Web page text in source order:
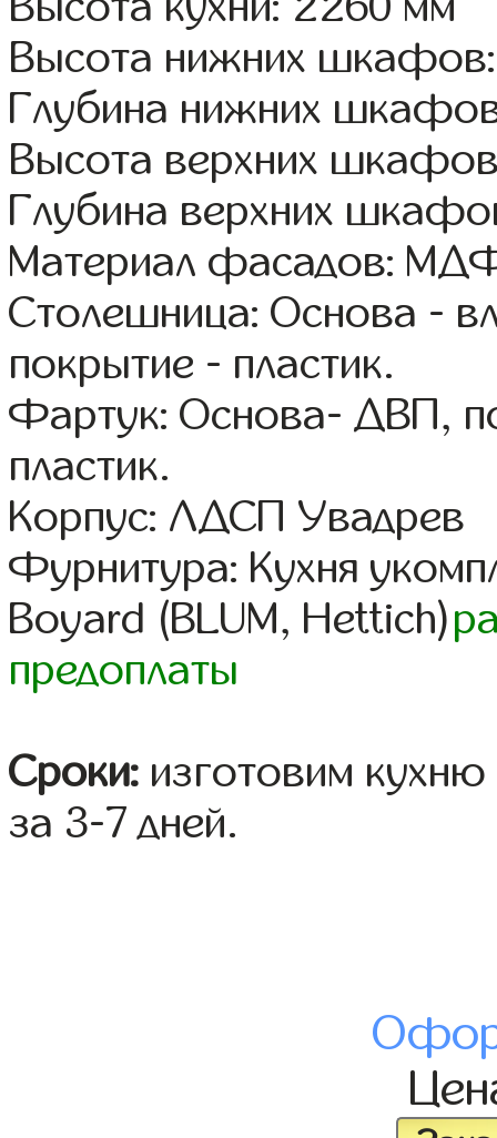
Высота нижних
Глубина нижних
Высота верхних
Глубина верхних
Материал фасадов:
Столешница: Основа -
покрытие - пластик.
Фартук: Основа- ДВП,
пластик.
Корпус: ЛДСП Увадрев
Фурнитура: Кухня
Boyard (BLUM, Hettich)
предоплаты
Сроки: изготовим
за 3-7 дней.